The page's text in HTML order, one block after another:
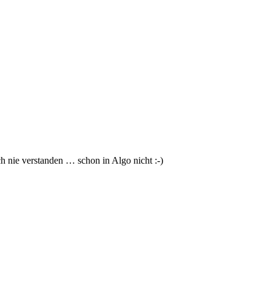
nie verstanden … schon in Algo nicht :-)